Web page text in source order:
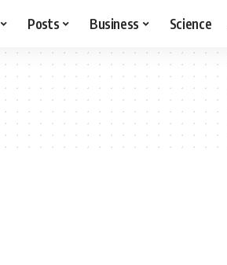
Posts Business Science